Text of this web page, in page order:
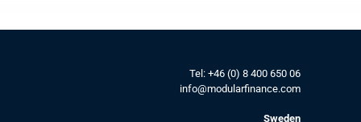
Tel: +46 (0) 8 400 650 06
info@modularfinance.com
Sweden